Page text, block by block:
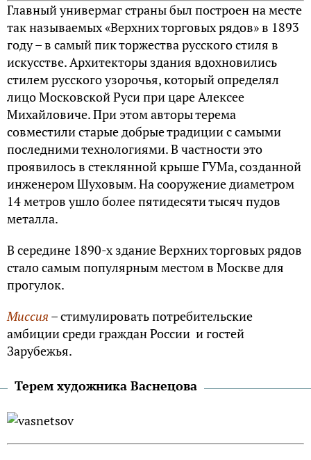
Главный универмаг страны был построен на месте
так называемых «Верхних торговых рядов» в 1893
году – в самый пик торжества русского стиля в
искусстве. Архитекторы здания вдохновились
стилем русского узорочья, который определял
лицо Московской Руси при царе Алексее
Михайловиче. При этом авторы терема
совместили старые добрые традиции с самыми
последними технологиями. В частности это
проявилось в стеклянной крыше ГУМа, созданной
инженером Шуховым. На сооружение диаметром
14 метров ушло более пятидесяти тысяч пудов
металла.
В середине 1890-х здание Верхних торговых рядов
стало самым популярным местом в Москве для
прогулок.
Миссия – стимулировать потребительские
амбиции среди граждан России и гостей
Зарубежья.
Терем художника Васнецова